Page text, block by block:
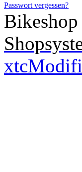
Passwort vergessen?